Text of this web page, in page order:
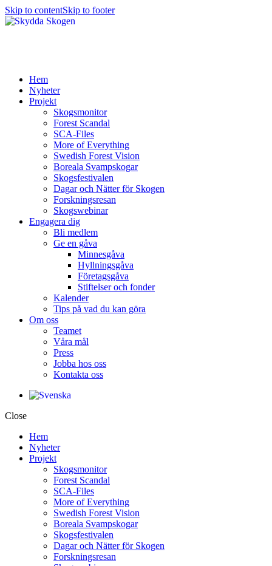
Skip to contentSkip to footer
Hem
Nyheter
Projekt
Skogsmonitor
Forest Scandal
SCA-Files
More of Everything
Swedish Forest Vision
Boreala Svampskogar
Skogsfestivalen
Dagar och Nätter för Skogen
Forskningsresan
Skogswebinar
Engagera dig
Bli medlem
Ge en gåva
Minnesgåva
Hyllningsgåva
Företagsgåva
Stiftelser och fonder
Kalender
Tips på vad du kan göra
Om oss
Teamet
Våra mål​
Press
Jobba hos oss
Kontakta oss
Close
Hem
Nyheter
Projekt
Skogsmonitor
Forest Scandal
SCA-Files
More of Everything
Swedish Forest Vision
Boreala Svampskogar
Skogsfestivalen
Dagar och Nätter för Skogen
Forskningsresan